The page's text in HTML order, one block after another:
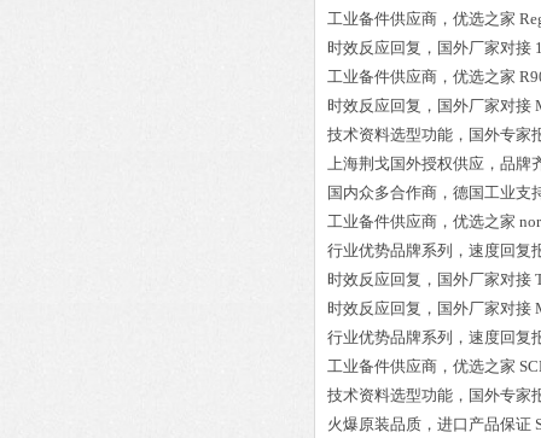
工业备件供应商，优选之家
时效反应回复，国外厂家对接
工业备件供应商，优选之家
时效反应回复，国外厂家对接
技术资料选型功能，国外专家
上海荆戈国外授权供应，品牌
国内众多合作商，德国工业支
工业备件供应商，优选之家
行业优势品牌系列，速度回复
时效反应回复，国外厂家对接
时效反应回复，国外厂家对接
行业优势品牌系列，速度回复
工业备件供应商，优选之家
技术资料选型功能，国外专家
火爆原装品质，进口产品保证